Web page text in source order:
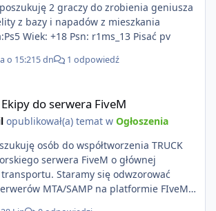
2 graczy do zrobienia geniusza
z bazy i napadów z mieszkania
Wiek: +18 Psn: r1ms_13 Pisać pv
o 15:215 dn 1 odpowiedź
do serwera FiveM
opublikował(a) temat w Ogłoszenia
serwera FiveM o głównej
Staramy się odwzorować
MTA/SAMP na platformie FIveM.